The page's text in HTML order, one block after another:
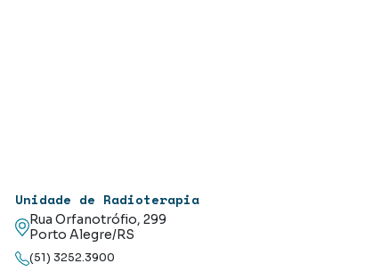
Unidade de Radioterapia
Rua Orfanotrófio, 299
Porto Alegre/RS
(51) 3252.3900